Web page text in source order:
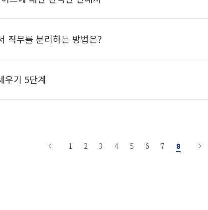
무를 분리하는 방법은?
우기 5단계
1 2 3 4 5 6 7 8